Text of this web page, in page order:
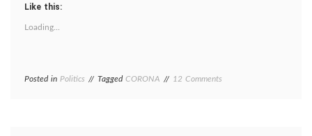
Like this:
Loading...
Posted in Politics Tagged CORONA 12 Comments